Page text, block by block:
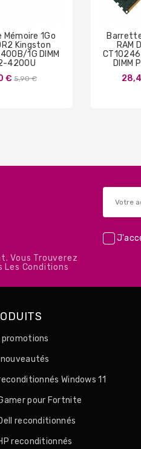
1Go
Kingston
1G DIMM
4200U
€ Prix
5,90 €
RAM
DIMM
Vous Trouverez
Les Conditions
promotions
nouveautés
Windows 11
pour Fortnite
reconditionnés
reconditionnés